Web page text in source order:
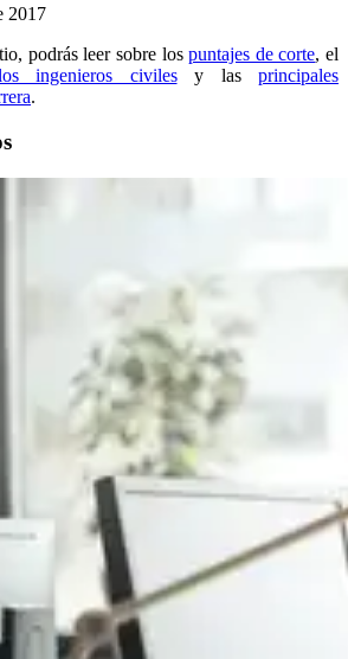
2017
podrás leer sobre lospuntajes de corte, el
ingenieros civilesy las principales
.